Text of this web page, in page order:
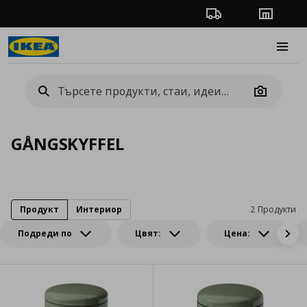
Проследяване на
Camera
GÅNGSKYFFEL
Подреди по Цвят: Цена:
2 Продукти
Продукт Интериор